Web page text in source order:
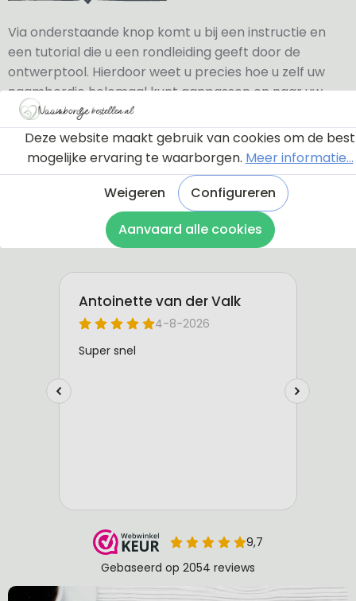
Via onderstaande knop komt u bij een instructie en
een tutorial die u een rondleiding geeft door de
ontwerptool. Hierdoor weet u precies hoe u zelf uw
naambordje helemaal kunt aanpassen en naar uw
eigen smaak kunt ontwerpen.
Bekijk de instructie
Deze website maakt gebruik van cookies om de best
mogelijke ervaring te waarborgen. Meer informatie...
Weigeren
Configureren
Aanvaard alle cookies